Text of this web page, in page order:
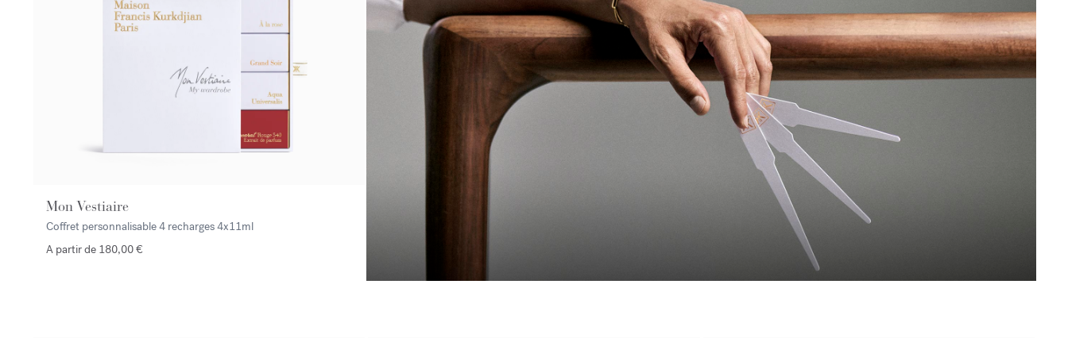
Mon Vestiaire
Coffret personnalisable 4 recharges4x11ml
A partir de 180,00 €